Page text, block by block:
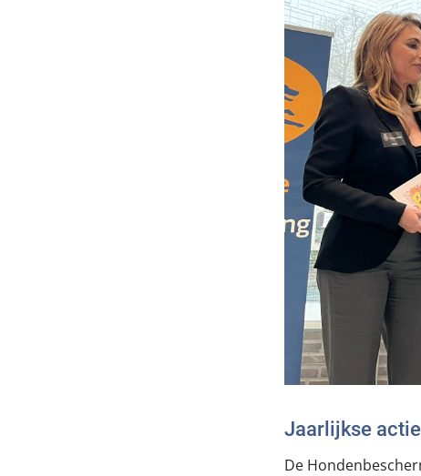
Jaarlijkse actie
De